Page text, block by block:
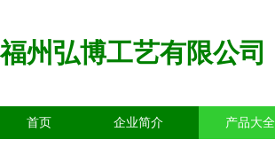
福州弘博工艺有限公司
首页 企业简介 产品大全